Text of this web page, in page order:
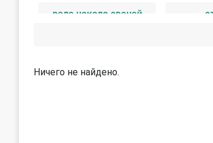
реле накала свечей
Ничего не найдено.